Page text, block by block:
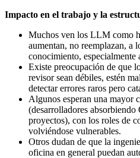
Impacto en el trabajo y la
Muchos ven los LLM como
aumentan, no reemplazan, a
conocimiento, especialmente
Existe preocupación de que
revisor sean débiles, estén
detectar errores raros pero
Algunos esperan una mayor
(desarrolladores
proyectos), con los roles de
volviéndose vulnerables.
Otros dudan de que la
oficina en general puedan